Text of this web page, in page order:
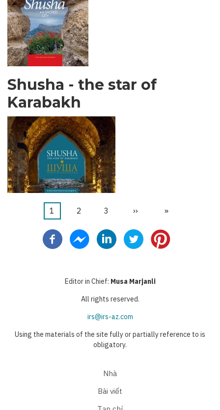
Shusha - the star of
Karabakh
Pagination
Trang
thời
1 Trang
2 Trang
3
Next
››
Last
»
Editor in Chief: Musa Marjanli
All rights reserved.
irs@irs-az.com
Using the materials of the site fully or partially reference to is
obligatory.
Nhà
Bài viết